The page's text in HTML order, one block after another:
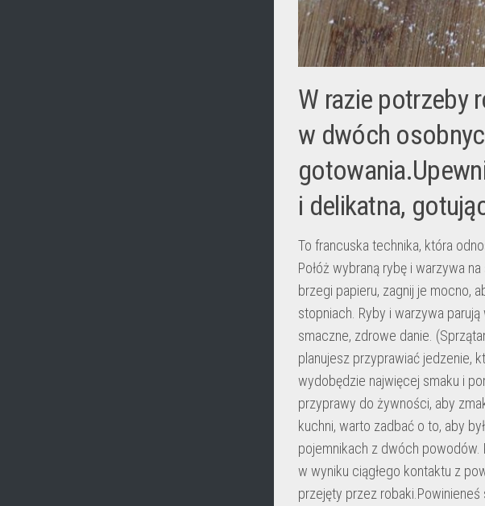
W razie potrzeby
w dwóch
i delikatna,
To francuska technika, która
Połóż wybraną rybę i warzywa
brzegi papieru, zagnij je mocno,
stopniach. Ryby i warzywa
smaczne, zdrowe danie.
planujesz przyprawiać jedzenie,
wydobędzie najwięcej smaku i
przyprawy do żywności, aby
kuchni, warto zadbać o to, aby
pojemnikach z dwóch
w wyniku ciągłego kontaktu z
przejęty przez